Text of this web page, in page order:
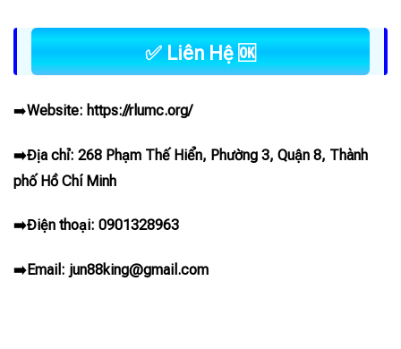
✅ Liên Hệ 🆗
➡️Website: https://rlumc.org/
➡️Địa chỉ: 268 Phạm Thế Hiển, Phường 3, Quận 8, Thành
phố Hồ Chí Minh
➡️Điện thoại: 0901328963
➡️Email: jun88king@gmail.com